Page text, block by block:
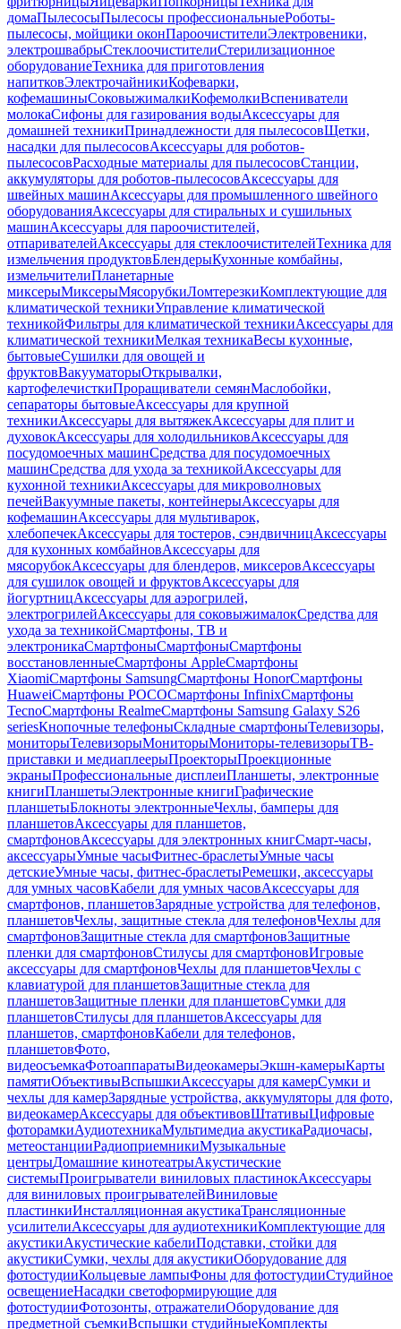
домаПылесосыПылесосы профессиональныеРоботы-
пылесосы, мойщики оконПароочистителиЭлектровеники,
электрошвабрыСтеклоочистителиСтерилизационное
оборудованиеТехника для приготовления
напитковЭлектрочайникиКофеварки,
кофемашиныСоковыжималкиКофемолкиВспениватели
молокаСифоны для газирования водыАксессуары для
домашней техникиПринадлежности для пылесосовЩетки,
насадки для пылесосовАксессуары для роботов-
пылесосовРасходные материалы для пылесосовСтанции,
аккумуляторы для роботов-пылесосовАксессуары для
швейных машинАксессуары для промышленного швейного
оборудованияАксессуары для стиральных и сушильных
машинАксессуары для пароочистителей,
отпаривателейАксессуары для стеклоочистителейТехника для
измельчения продуктовБлендерыКухонные комбайны,
измельчителиПланетарные
миксерыМиксерыМясорубкиЛомтерезкиКомплектующие для
климатической техникиУправление климатической
техникойФильтры для климатической техникиАксессуары для
климатической техникиМелкая техникаВесы кухонные,
бытовыеСушилки для овощей и
фруктовВакууматорыОткрывалки,
картофелечисткиПроращиватели семянМаслобойки,
сепараторы бытовыеАксессуары для крупной
техникиАксессуары для вытяжекАксессуары для плит и
духовокАксессуары для холодильниковАксессуары для
посудомоечных машинСредства для посудомоечных
машинСредства для ухода за техникойАксессуары для
кухонной техникиАксессуары для микроволновых
печейВакуумные пакеты, контейнерыАксессуары для
кофемашинАксессуары для мультиварок,
хлебопечекАксессуары для тостеров, сэндвичницАксессуары
для кухонных комбайновАксессуары для
мясорубокАксессуары для блендеров, миксеровАксессуары
для сушилок овощей и фруктовАксессуары для
йогуртницАксессуары для аэрогрилей,
электрогрилейАксессуары для соковыжималокСредства для
ухода за техникойСмартфоны, ТВ и
электроникаСмартфоныСмартфоныСмартфоны
восстановленныеСмартфоны AppleСмартфоны
XiaomiСмартфоны SamsungСмартфоны HonorСмартфоны
HuaweiСмартфоны POCOСмартфоны InfinixСмартфоны
TecnoСмартфоны RealmeСмартфоны Samsung Galaxy S26
seriesКнопочные телефоныСкладные смартфоныТелевизоры,
мониторыТелевизорыМониторыМониторы-телевизорыТВ-
приставки и медиаплеерыПроекторыПроекционные
экраныПрофессиональные дисплеиПланшеты, электронные
книгиПланшетыЭлектронные книгиГрафические
планшетыБлокноты электронныеЧехлы, бамперы для
планшетовАксессуары для планшетов,
смартфоновАксессуары для электронных книгСмарт-часы,
аксессуарыУмные часыФитнес-браслетыУмные часы
детскиеУмные часы, фитнес-браслетыРемешки, аксессуары
для умных часовКабели для умных часовАксессуары для
смартфонов, планшетовЗарядные устройства для телефонов,
планшетовЧехлы, защитные стекла для телефоновЧехлы для
смартфоновЗащитные стекла для смартфоновЗащитные
пленки для смартфоновСтилусы для смартфоновИгровые
аксессуары для смартфоновЧехлы для планшетовЧехлы с
клавиатурой для планшетовЗащитные стекла для
планшетовЗащитные пленки для планшетовСумки для
планшетовСтилусы для планшетовАксессуары для
планшетов, смартфоновКабели для телефонов,
планшетовФото,
видеосъемкаФотоаппаратыВидеокамерыЭкшн-камерыКарты
памятиОбъективыВспышкиАксессуары для камерСумки и
чехлы для камерЗарядные устройства, аккумуляторы для фото,
видеокамерАксессуары для объективовШтативыЦифровые
фоторамкиАудиотехникаМультимедиа акустикаРадиочасы,
метеостанцииРадиоприемникиМузыкальные
центрыДомашние кинотеатрыАкустические
системыПроигрыватели виниловых пластинокАксессуары
для виниловых проигрывателейВиниловые
пластинкиИнсталляционная акустикаТрансляционные
усилителиАксессуары для аудиотехникиКомплектующие для
акустикиАкустические кабелиПодставки, стойки для
акустикиСумки, чехлы для акустикиОборудование для
фотостудииКольцевые лампыФоны для фотостудииСтудийное
освещениеНасадки светоформирующие для
фотостудииФотозонты, отражателиОборудование для
предметной съемкиВспышки студийныеКомплекты